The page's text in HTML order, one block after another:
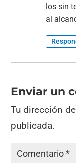
los sin
al
Enviar un
Tu dirección
publicada.